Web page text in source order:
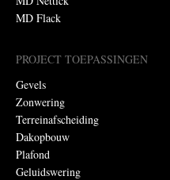
MD Flack
PROJECT TOEPASSINGEN
Gevels
Zonwering
Terreinafscheiding
Dakopbouw
Plafond
Geluidswering